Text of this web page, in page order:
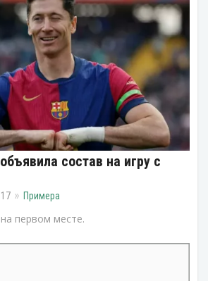
состав на игру с
Примера
первом месте.